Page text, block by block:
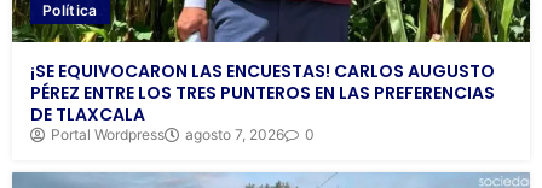
Política
¡SE EQUIVOCARON LAS ENCUESTAS! CARLOS AUGUSTO
PÉREZ ENTRE LOS TRES PUNTEROS EN LAS PREFERENCIAS
DE TLAXCALA
Portal Wordpress agosto 7, 2026 0